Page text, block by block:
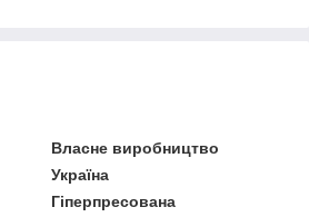
Власне виробництво
Україна
Гіперпресована